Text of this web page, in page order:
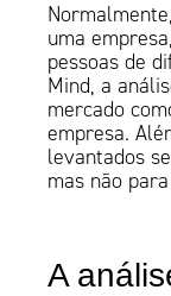
uma
pessoas de
Mind, a
mercado
empresa.
levantados
mas não
A